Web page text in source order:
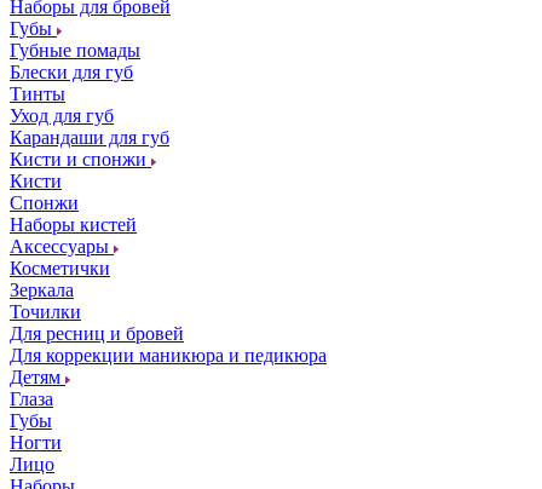
Наборы для бровей
Губы
Губные помады
Блески для губ
Тинты
Уход для губ
Карандаши для губ
Кисти и спонжи
Кисти
Спонжи
Наборы кистей
Аксессуары
Косметички
Зеркала
Точилки
Для ресниц и бровей
Для коррекции маникюра и педикюра
Детям
Глаза
Губы
Ногти
Лицо